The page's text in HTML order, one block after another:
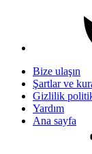
Bize ulaşın
Şartlar ve
Gizlilik
Yardım
Ana sayfa